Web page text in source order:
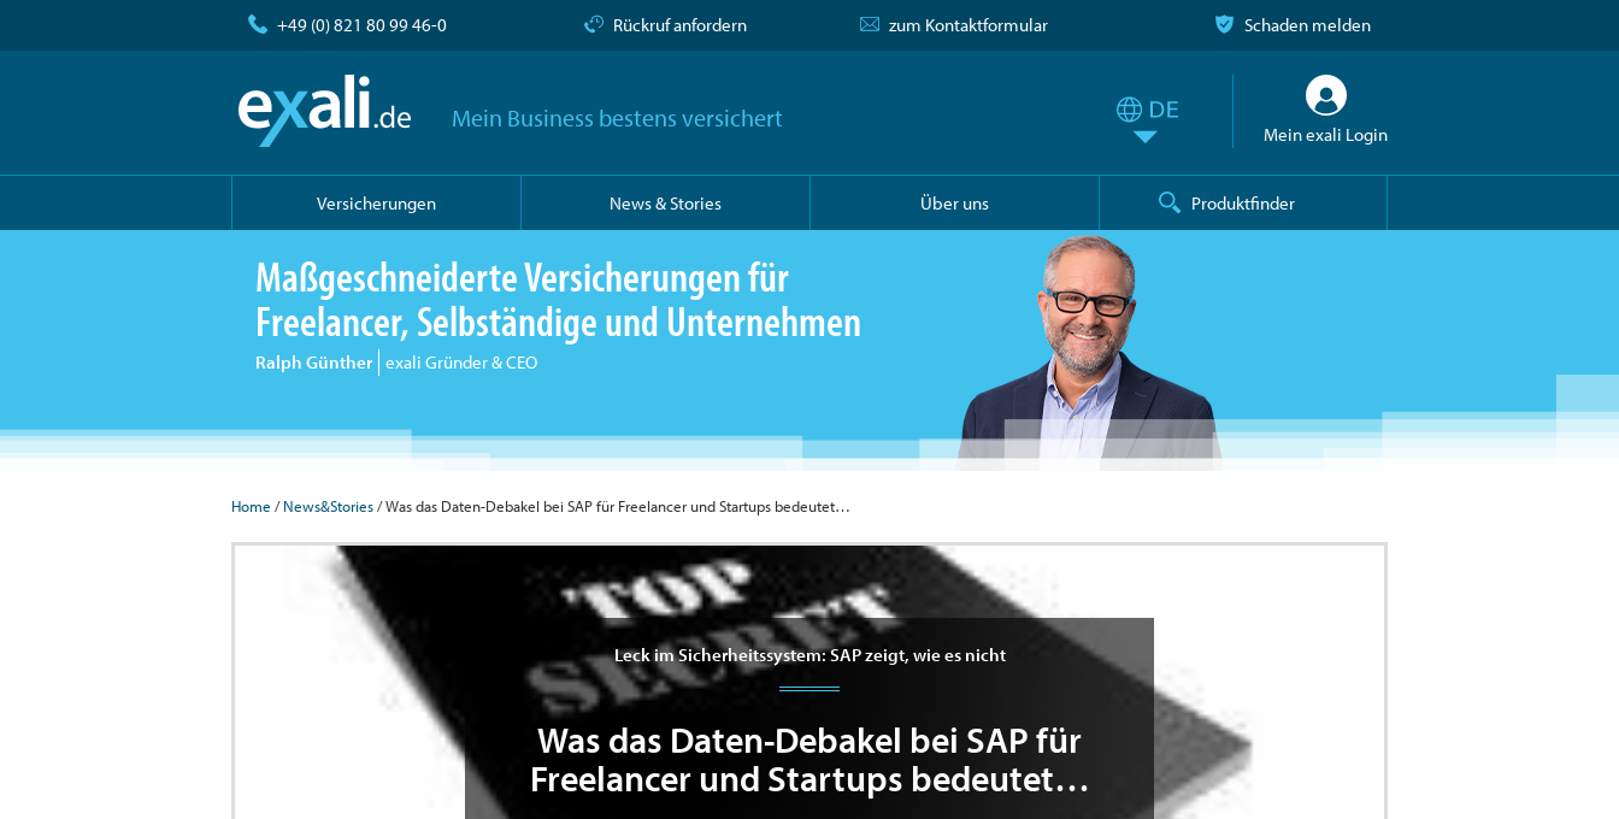
+49 (0) 821 80 99 46-0 Rückruf anfordern zum Kontaktformular Schaden melden
Mein Business bestens versichert
Mein exali Login
Versicherungen News & Stories Über uns Produktfinder
Maßgeschneiderte Versicherungen für
Freelancer, Selbständige und Unternehmen
Ralph Günther exali Gründer & CEO
Home /News&Stories/ Was das Daten-Debakel bei SAP für Freelancer und Startups bedeutet…
Leck im Sicherheitssystem: SAP zeigt, wie es nicht
Was das Daten-Debakel bei SAP für
Freelancer und Startups bedeutet…